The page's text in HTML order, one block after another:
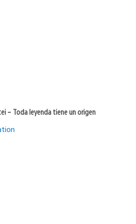
– Toda leyenda tiene un origen